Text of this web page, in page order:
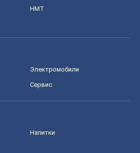
НМТ
Электромобили
Сервис
Напитки